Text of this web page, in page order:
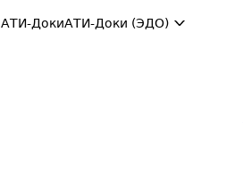
АТИ-ДокиАТИ-Доки (ЭДО)